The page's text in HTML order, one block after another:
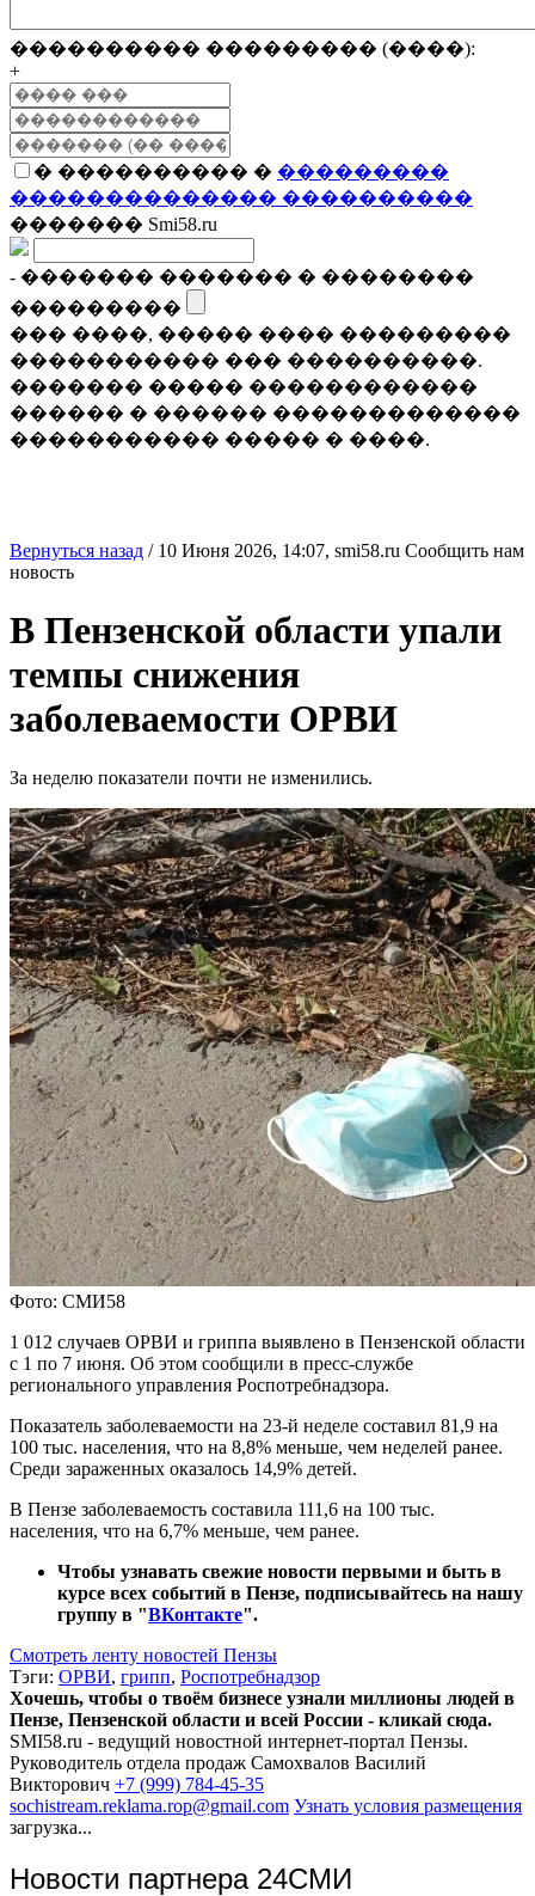
���������� ��������� (����):
+
� ���������� � ���������
�������������� ����������
������� Smi58.ru
- ������� ������� � ��������
���������
��� ����, ����� ���� ���������
����������� ��� ����������.
������� ����� ������������
������ � ������ �������������
����������� ����� � ����.
Вернуться назад / 10 Июня 2026, 14:07, smi58.ru Сообщить нам
новость
В Пензенской области упали
темпы снижения
заболеваемости ОРВИ
За неделю показатели почти не изменились.
Фото: СМИ58
1 012 случаев ОРВИ и гриппа выявлено в Пензенской области
с 1 по 7 июня. Об этом сообщили в пресс-службе
регионального управления Роспотребнадзора.
Показатель заболеваемости на 23-й неделе составил 81,9 на
100 тыс. населения, что на 8,8% меньше, чем неделей ранее.
Среди зараженных оказалось 14,9% детей.
В Пензе заболеваемость составила 111,6 на 100 тыс.
населения, что на 6,7% меньше, чем ранее.
Чтобы узнавать свежие новости первыми и быть в
курсе всех событий в Пензе, подписывайтесь на нашу
группу в "ВКонтакте".
Смотреть ленту новостей Пензы
Тэги: ОРВИ, грипп, Роспотребнадзор
Хочешь, чтобы о твоём бизнесе узнали миллионы людей в
Пензе, Пензенской области и всей России - кликай сюда.
SMI58.ru - ведущий новостной интернет-портал Пензы.
Руководитель отдела продаж Самохвалов Василий
Викторович +7 (999) 784-45-35
sochistream.reklama.rop@gmail.com Узнать условия размещения
загрузка...
Новости партнера 24СМИ